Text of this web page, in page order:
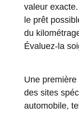
valeur
le prêt
du
Évaluez-la
Une
des sites
automobile,